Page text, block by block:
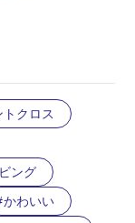
クロス
ング
かわいい